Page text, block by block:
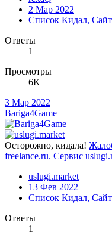
2 Мар 2022
Список Кидал,
Ответы
1
Просмотры
6K
3 Мар 2022
Bariga4Game
Осторожно, кидала!
freelance.ru. Сервис
uslugi.market
13 Фев 2022
Список Кидал,
Ответы
1